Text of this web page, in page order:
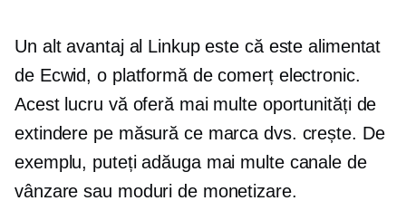
Un alt avantaj al Linkup este că este alimentat
de Ecwid, o platformă de comerț electronic.
Acest lucru vă oferă mai multe oportunități de
extindere pe măsură ce marca dvs. crește. De
exemplu, puteți adăuga mai multe canale de
vânzare sau moduri de monetizare.